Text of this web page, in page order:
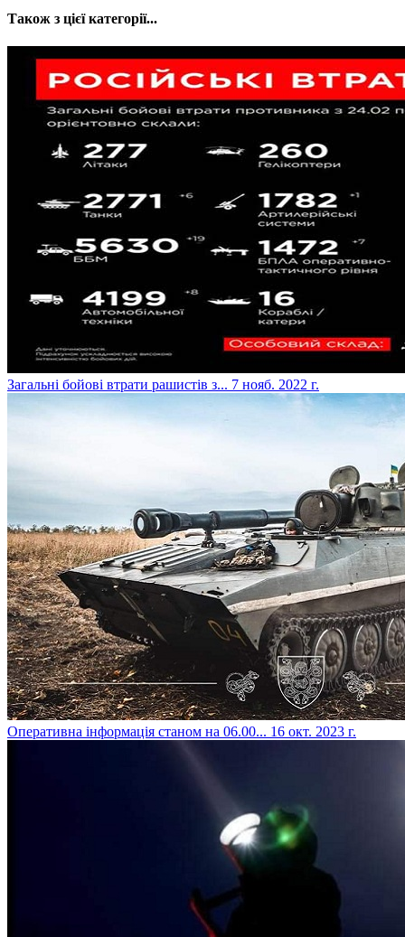
Також з цієї категорії...
​Загальні бойові втрати рашистів з... 7 нояб. 2022 г.
​Оперативна інформація станом на 06.00... 16 окт. 2023 г.